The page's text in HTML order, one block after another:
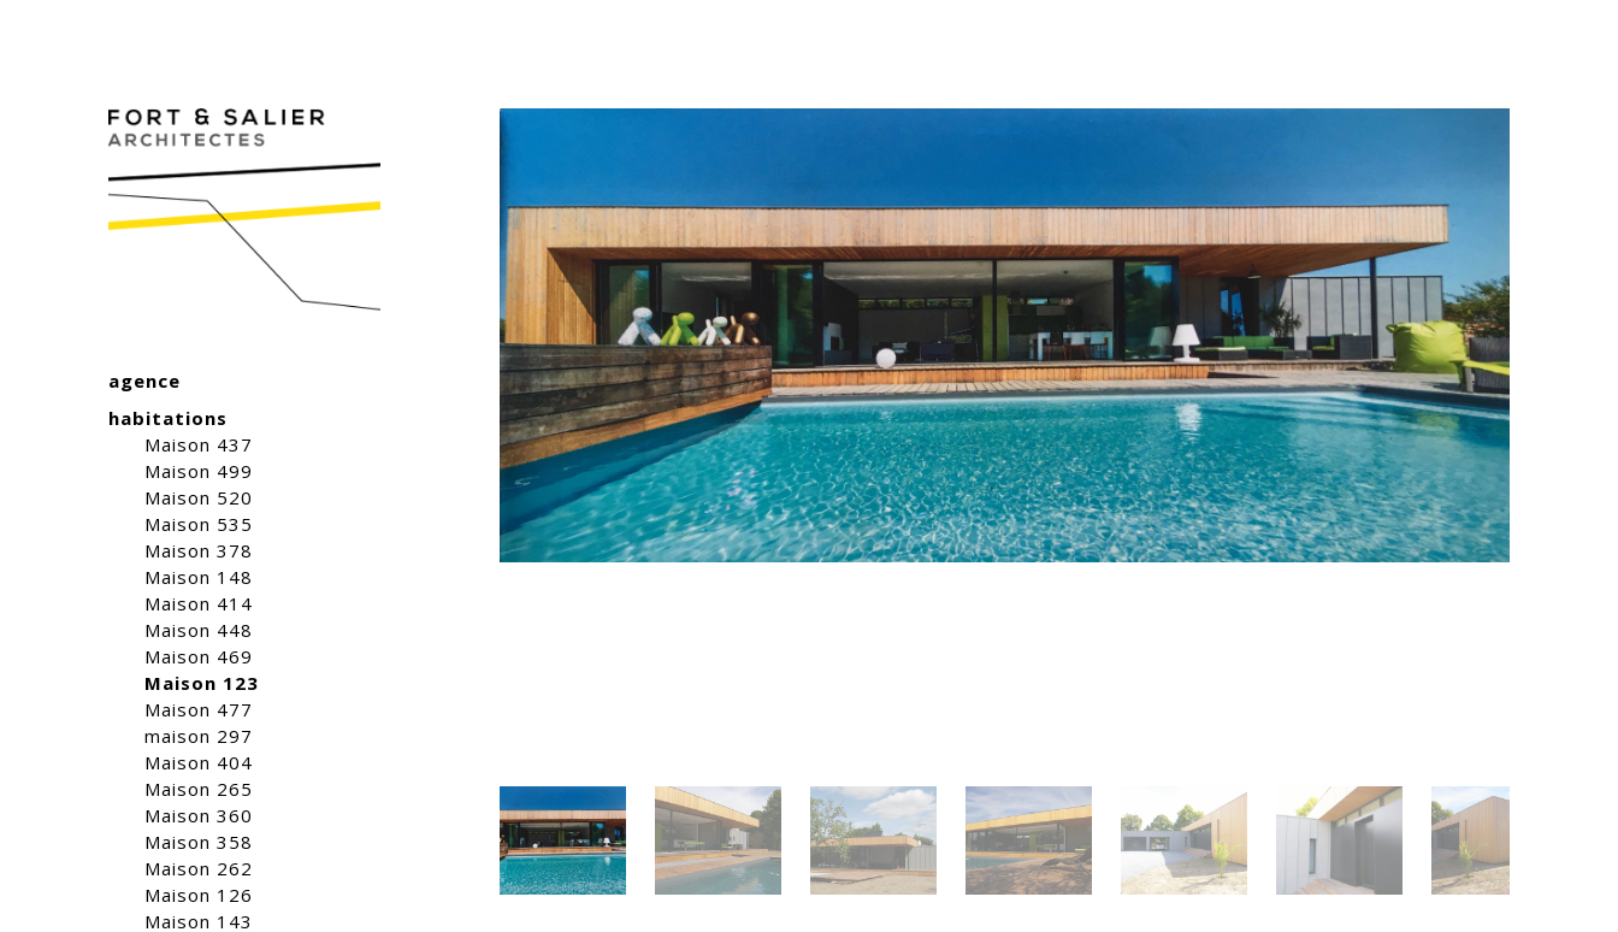
agence
habitations
Maison 437
Maison 499
Maison 520
Maison 535
Maison 378
Maison 148
Maison 414
Maison 448
Maison 469
Maison 123
Maison 477
maison 297
Maison 404
Maison 265
Maison 360
Maison 358
Maison 262
Maison 126
Maison 143